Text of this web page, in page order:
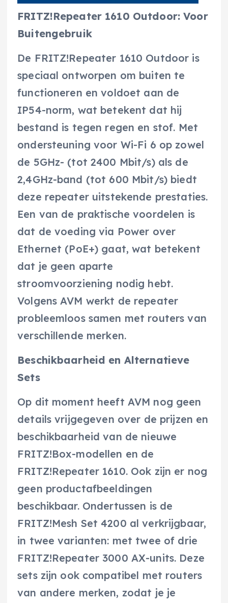
FRITZ!Repeater 1610 Outdoor: Voor
Buitengebruik
De FRITZ!Repeater 1610 Outdoor is
speciaal ontworpen om buiten te
functioneren en voldoet aan de
IP54-norm, wat betekent dat hij
bestand is tegen regen en stof. Met
ondersteuning voor Wi-Fi 6 op zowel
de 5GHz- (tot 2400 Mbit/s) als de
2,4GHz-band (tot 600 Mbit/s) biedt
deze repeater uitstekende prestaties.
Een van de praktische voordelen is
dat de voeding via Power over
Ethernet (PoE+) gaat, wat betekent
dat je geen aparte
stroomvoorziening nodig hebt.
Volgens AVM werkt de repeater
probleemloos samen met routers van
verschillende merken.
Beschikbaarheid en Alternatieve
Sets
Op dit moment heeft AVM nog geen
details vrijgegeven over de prijzen en
beschikbaarheid van de nieuwe
FRITZ!Box-modellen en de
FRITZ!Repeater 1610. Ook zijn er nog
geen productafbeeldingen
beschikbaar. Ondertussen is de
FRITZ!Mesh Set 4200 al verkrijgbaar,
in twee varianten: met twee of drie
FRITZ!Repeater 3000 AX-units. Deze
sets zijn ook compatibel met routers
van andere merken, zodat je je